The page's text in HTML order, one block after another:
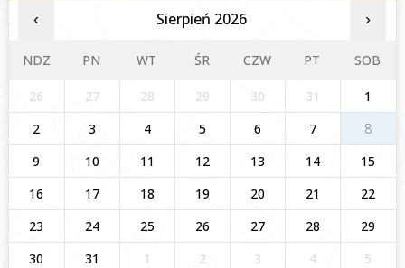
‹ Sierpień 2026 ›
NDZ PN WT ŚR CZW PT SOB
26 27 28 29 30 31
1
2
3 4 5 6 7
8
9
10 11 12 13 14
15
16
17 18 19 20 21
22
23
24 25 26 27 28
29
30
31 1 2 3 4 5